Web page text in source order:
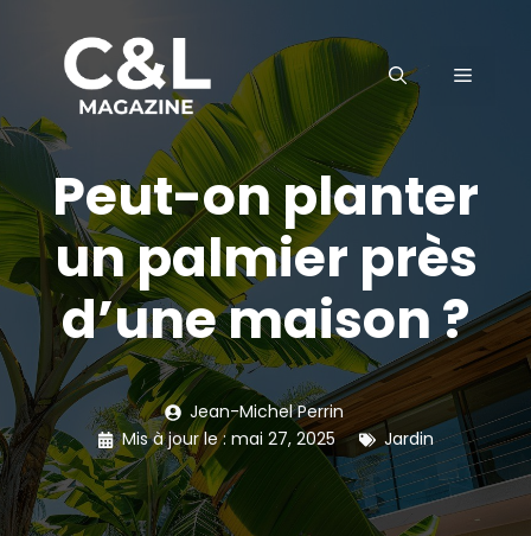
contenu
MENU
Peut-on planter
un palmier près
d’une maison ?
Jean-Michel Perrin
Mis à jour le : mai 27, 2025 Jardin